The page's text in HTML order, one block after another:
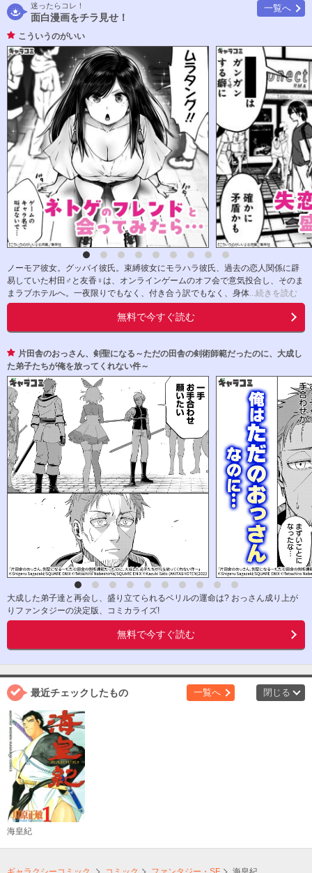
迷ったらコレ！
面白漫画をチラ見せ！
一覧へ
こういうのがいい
ノーモア彼女。グッバイ彼氏。束縛彼女にモラハラ彼氏、過去の恋人関係に辟
易していた村田♂と友香♀は、オンラインゲームのオフ会で意気投合し、そのま
まラブホテルへ。一夜限りでもなく、付き合う訳でもなく、身体...続きを読む
無料で今すぐ読む
片田舎のおっさん、剣聖になる～ただの田舎の剣術師範だったのに、大成し
た弟子たちが俺を放ってくれない件～
大成した弟子達と再会し、盛り立てられるベリルの運命は? おっさん成り上が
りファンタジーの決定版、コミカライズ!
無料で今すぐ読む
最近チェックしたもの 一覧へ 閉じる
海皇紀